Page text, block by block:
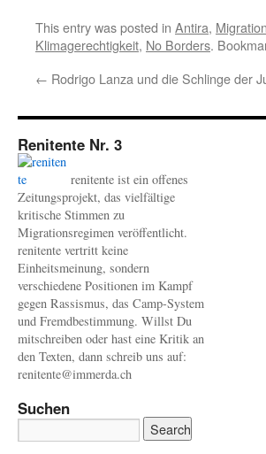
This entry was posted in Antira, Migration
Klimagerechtigkeit, No Borders.
← Rodrigo Lanza und die Schlinge der
Renitente Nr. 3
renitente ist ein offenes
Zeitungsprojekt, das vielfältige
kritische Stimmen zu
Migrationsregimen veröffentlicht.
renitente vertritt keine
Einheitsmeinung, sondern
verschiedene Positionen im Kampf
gegen Rassismus, das Camp-System
und Fremdbestimmung. Willst Du
mitschreiben oder hast eine Kritik an
den Texten, dann schreib uns auf:
renitente@immerda.ch
Suchen